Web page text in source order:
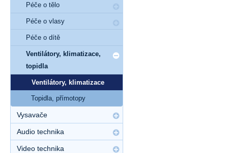
Péče o tělo
Péče o vlasy
Péče o dítě
Ventilátory, klimatizace,
topidla
Ventilátory, klimatizace
Topidla, přímotopy
Vysavače
Audio technika
Video technika